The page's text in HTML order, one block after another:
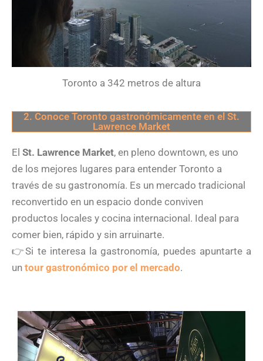
Toronto a 342 metros de altura
2. Conoce Toronto gastronómicamente en el St.
Lawrence Market
El St. Lawrence Market, en pleno downtown, es uno
de los mejores lugares para entender Toronto a
través de su gastronomía. Es un mercado tradicional
reconvertido en un espacio donde conviven
productos locales y cocina internacional. Ideal para
comer bien, rápido y sin arruinarte.
👉Si te interesa la gastronomía, puedes apuntarte a
un tour gastronómico por el mercado.